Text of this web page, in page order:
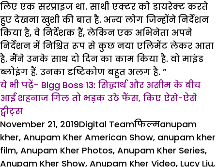
लिए एक सरप्राइज था. साथी एक्टर को डायरेक्ट करते
हुए देखना खुशी की बात है. अन्य लोग जिन्होंने निर्देशन
किया है, वे निर्देशक हैं, लेकिन एक अभिनेता अपने
निर्देशन में निश्चित रूप से कुछ नया एलिमेंट लेकर आता
है. मैंने उनके साथ दो दिन का काम किया है. वो माइंड
ब्लोइंग हैं. उनका दृष्टिकोण बहुत अलग है. ”
ये भी पढ़ें- Bigg Boss 13: सिद्धार्थ और असीम के बीच
आईं शहनाज गिल तो भड़क उठे फैंस, किए ऐसे-ऐसे
ट्वीट्स
Posted
on
November 21, 2019Author
Digital TeamCategories
फिल्मTags
anupam
kher, Anupam Kher American Show, anupam kher
film, Anupam Kher Photos, Anupam Kher Series,
Anupam Kher Show, Anupam Kher Video, Lucy Liu,